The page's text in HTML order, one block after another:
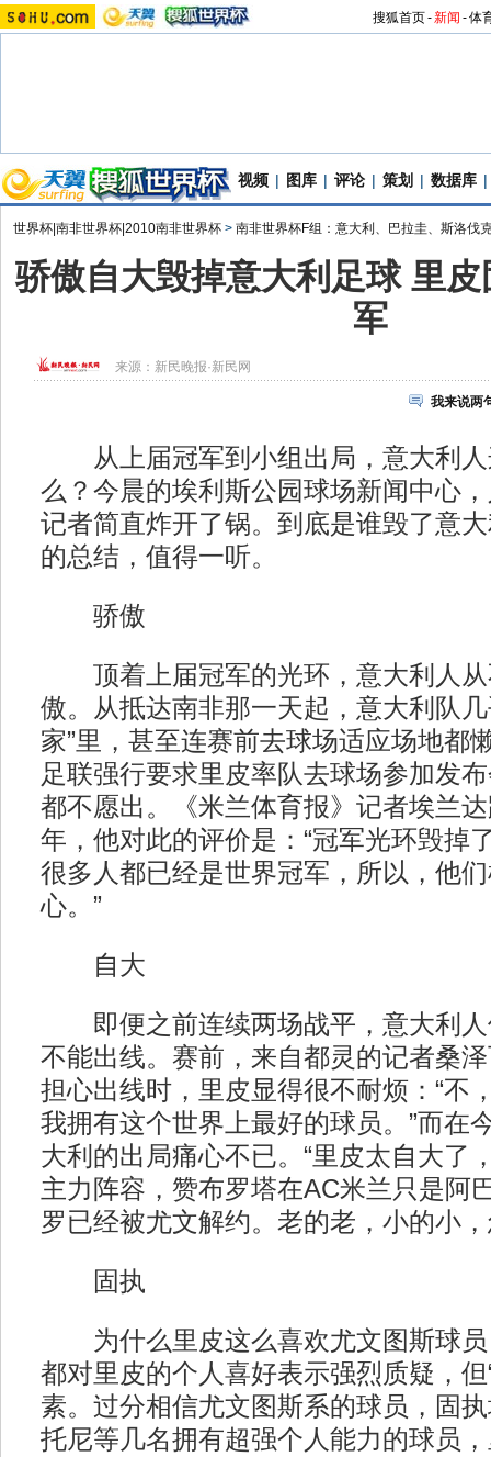
搜狐首页-新闻 -体
视频 | 图库 | 评论 | 策划 | 数据库 |
世界杯|南非世界杯|2010南非世界杯 > 南非世界杯F组：意大利、巴拉圭、斯洛伐
骄傲自大毁掉意大利足球 里
军
来源： 新民晚报·新民网
我来说两
从上届冠军到小组出局，意大利人
么？今晨的埃利斯公园球场新闻中心
记者简直炸开了锅。到底是谁毁了意
的总结，值得一听。
骄傲
顶着上届冠军的光环，意大利人从
傲。从抵达南非那一天起，意大利队
家”里，甚至连赛前去球场适应场地都
足联强行要求里皮率队去球场参加发
都不愿出。《米兰体育报》记者埃兰
年，他对此的评价是：“冠军光环毁掉
很多人都已经是世界冠军，所以，他
心。”
自大
即便之前连续两场战平，意大利人
不能出线。赛前，来自都灵的记者桑
担心出线时，里皮显得很不耐烦：“不
我拥有这个世界上最好的球员。”而在
大利的出局痛心不已。“里皮太自大了
主力阵容，赞布罗塔在AC米兰只是阿
罗已经被尤文解约。老的老，小的小
固执
为什么里皮这么喜欢尤文图斯球员
都对里皮的个人喜好表示强烈质疑，但
素。过分相信尤文图斯系的球员，固
托尼等几名拥有超强个人能力的球员